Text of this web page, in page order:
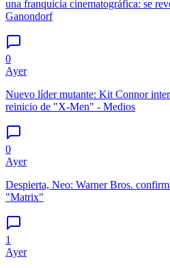
una franquicia cinematográfica: se
Ganondorf
0
Ayer
Nuevo líder mutante: Kit Connor
reinicio de "X-Men" - Medios
0
Ayer
Despierta, Neo: Warner Bros.
"Matrix"
1
Ayer